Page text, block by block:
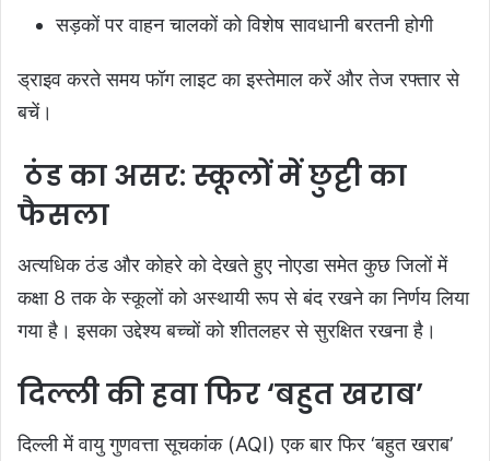
सड़कों पर वाहन चालकों को विशेष सावधानी बरतनी होगी
ड्राइव करते समय फॉग लाइट का इस्तेमाल करें और तेज रफ्तार से
बचें।
ठंड का असर: स्कूलों में छुट्टी का
फैसला
अत्यधिक ठंड और कोहरे को देखते हुए नोएडा समेत कुछ जिलों में
कक्षा 8 तक के स्कूलों को अस्थायी रूप से बंद रखने का निर्णय लिया
गया है। इसका उद्देश्य बच्चों को शीतलहर से सुरक्षित रखना है।
दिल्ली की हवा फिर ‘बहुत खराब’
दिल्ली में वायु गुणवत्ता सूचकांक (AQI) एक बार फिर ‘बहुत खराब’